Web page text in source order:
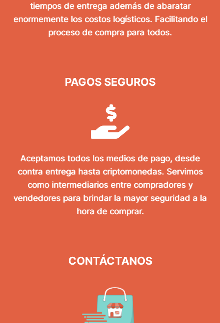
tiempos de entrega además de abaratar
enormemente los costos logísticos. Facilitando el
proceso de compra para todos.
PAGOS SEGUROS
Aceptamos todos los medios de pago, desde
contra entrega hasta criptomonedas. Servimos
como intermediarios entre compradores y
vendedores para brindar la mayor seguridad a la
hora de comprar.
CONTÁCTANOS